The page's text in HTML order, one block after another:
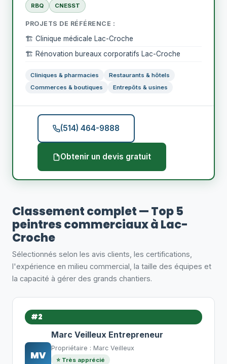
RBQ CNESST
PROJETS DE RÉFÉRENCE :
🏗️ Clinique médicale Lac-Croche
🏗️ Rénovation bureaux corporatifs Lac-Croche
Cliniques & pharmacies
Restaurants & hôtels
Commerces & boutiques
Entrepôts & usines
(514) 464-9888
Obtenir un devis gratuit
Classement complet — Top 5
peintres commerciaux à Lac-
Croche
Sélectionnés selon les avis clients, les certifications,
l'expérience en milieu commercial, la taille des équipes et
la capacité à gérer des grands chantiers.
#2
MV
Marc Veilleux Entrepreneur
Propriétaire : Marc Veilleux
⭐ Très apprécié